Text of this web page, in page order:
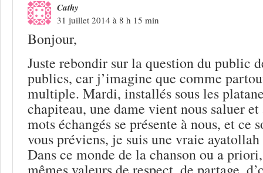
Cathy
31 juillet 2014 à 8 h 15 min
Bonjour,
Juste rebondir sur la question du public
publics, car j’imagine que comme
multiple. Mardi, installés sous les
chapiteau, une dame vient nous saluer et
mots échangés se présente à nous, et ce
vous préviens, je suis une vraie
Dans ce monde de la chanson ou a